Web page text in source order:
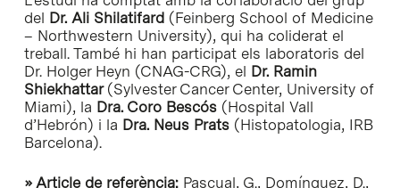
del Dr. Ali Shilatifard(Feinberg School of Medicine
– Northwestern University), qui ha coliderat el
treball. També hi han participat els laboratoris del
Dr. Holger Heyn (CNAG-CRG), el Dr. Ramin
Shiekhattar (Sylvester Cancer Center, University of
Miami), la Dra. Coro Bescós(Hospital Vall
d’Hebrón) i la Dra. Neus Prats(Histopatologia, IRB
Barcelona).
» Article de referència:Pascual, G., Domínguez, D.,